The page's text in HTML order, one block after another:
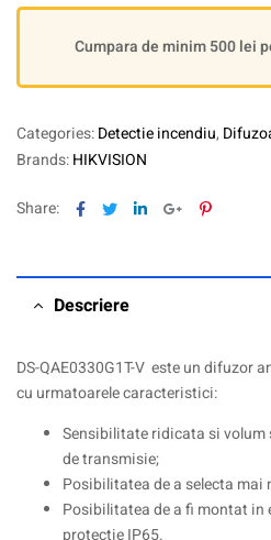
Cumpara de minim 500 lei
Categories:Detectie incendiu,
Brands:HIKVISION
Share: Facebook
TwitterLinkedinGoogle+Pinterest
Descriere
DS-QAE0330G1T-V este un difuzor
cu urmatoarele caracteristici:
Sensibilitate ridicata si
de transmisie;
Posibilitatea de a selecta mai
Posibilitatea de a fi montat
protectie IP65.